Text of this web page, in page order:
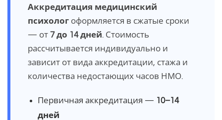
Аккредитация медицинский
психолог оформляется в сжатые сроки
— от 7 до 14 дней. Стоимость
рассчитывается индивидуально и
зависит от вида аккредитации, стажа и
количества недостающих часов НМО.
Первичная аккредитация — 10–14
дней